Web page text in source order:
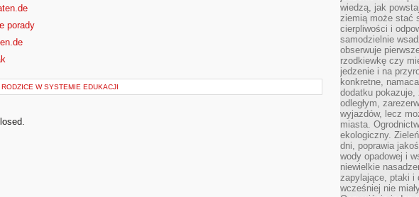
porady
RODZICE W SYSTEMIE EDUKACJI
wiedzą, jak
ziemią może stać
cierpliwości i
samodzielnie
obserwuje
rzodkiewkę czy
jedzenie i na
konkretne,
dodatku
odległym,
wyjazdów, lecz
miasta.
ekologiczny.
dni, poprawia
wody opadowej i
niewielkie
zapylające, ptaki i
wcześniej nie